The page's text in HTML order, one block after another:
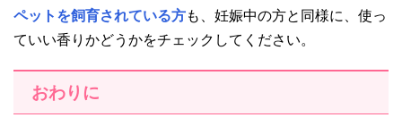
ペットを飼育されている方も、妊娠中の方と同様に、使っ
ていい香りかどうかをチェックしてください。
おわりに